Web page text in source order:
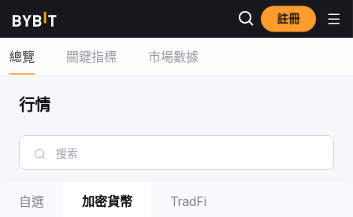
註冊
總覽 關鍵指標 市場數據
行情
自選 加密貨幣 TradFi